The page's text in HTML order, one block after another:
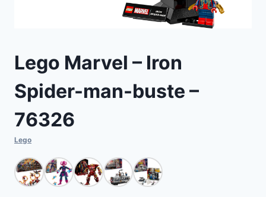
Lego Marvel – Iron
Spider-man-buste –
76326
Lego